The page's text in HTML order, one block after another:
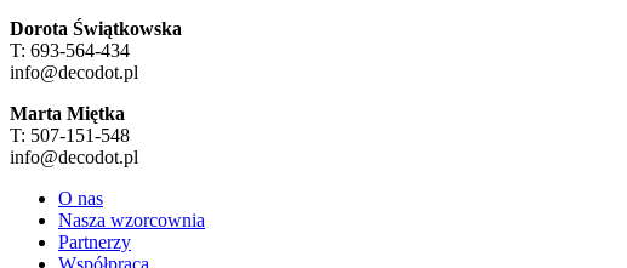
Dorota Świątkowska
T: 693-564-434
info@decodot.pl
Marta Miętka
T: 507-151-548
info@decodot.pl
O nas
Nasza wzorcownia
Partnerzy
Współpraca